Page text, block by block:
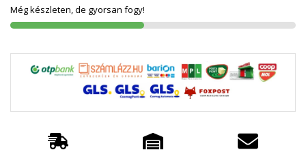
Még készleten, de gyorsan fogy!